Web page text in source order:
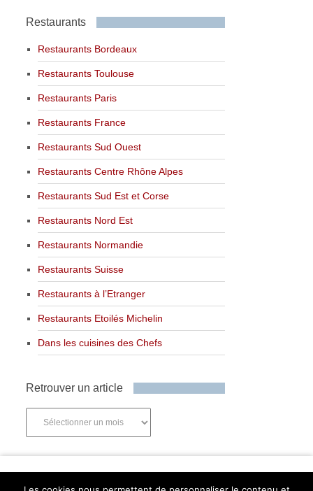
Restaurants
Restaurants Bordeaux
Restaurants Toulouse
Restaurants Paris
Restaurants France
Restaurants Sud Ouest
Restaurants Centre Rhône Alpes
Restaurants Sud Est et Corse
Restaurants Nord Est
Restaurants Normandie
Restaurants Suisse
Restaurants à l’Etranger
Restaurants Etoilés Michelin
Dans les cuisines des Chefs
Retrouver un article